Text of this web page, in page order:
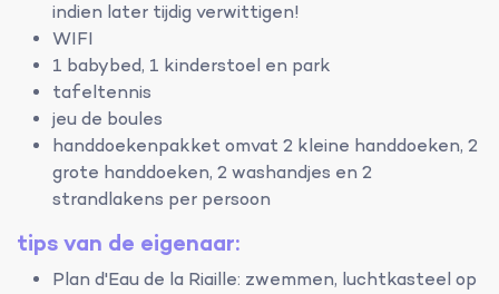
indien later tijdig verwittigen!
WIFI
1 babybed, 1 kinderstoel en park
tafeltennis
jeu de boules
handdoekenpakket omvat 2 kleine handdoeken, 2
grote handdoeken, 2 washandjes en 2
strandlakens per persoon
tips van de eigenaar:
Plan d'Eau de la Riaille: zwemmen, luchtkasteel op